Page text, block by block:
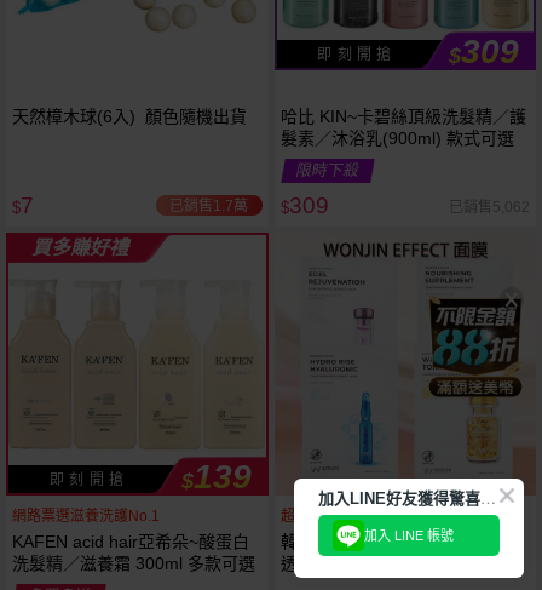
天然樟木球(6入) 顏色隨機出貨
$7 已銷售1.7萬
即 刻 開 搶 $309
哈比 KIN~卡碧絲頂級洗髮精／護
髮素／沐浴乳(900ml) 款式可選
限時下殺
$309 已銷售5,062
買多賺好禮
即 刻 開 搶 $139
網路票選滋養洗護No.1
KAFEN acid hair亞希朵~酸蛋白
洗髮精／滋養霜 300ml 多款可選
超有感！1片=15支安瓶
韓國 WONJIN EFFECT~藍安瓶
透明質酸補水保濕／綠吊瓶煥顏
加
入LINE好友獲得驚喜折扣!
加入 LINE 帳號